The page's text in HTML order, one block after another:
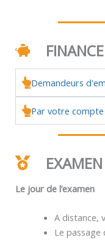
Demandeurs
Par votre compte
Le jour de l’examen
A distance,
Le